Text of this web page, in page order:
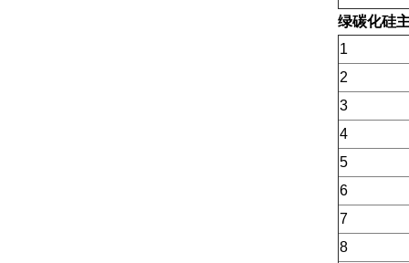
绿碳化硅
1
2
3
4
5
6
7
8